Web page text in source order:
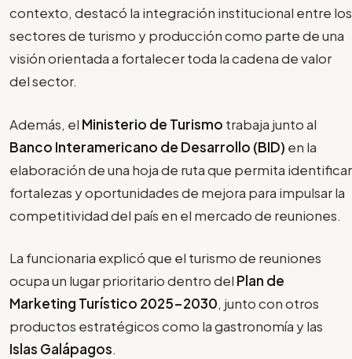
contexto, destacó la integración institucional entre los
sectores de turismo y producción como parte de una
visión orientada a fortalecer toda la cadena de valor
del sector.
Además, el Ministerio de Turismo trabaja junto al
Banco Interamericano de Desarrollo (BID) en la
elaboración de una hoja de ruta que permita identificar
fortalezas y oportunidades de mejora para impulsar la
competitividad del país en el mercado de reuniones.
La funcionaria explicó que el turismo de reuniones
ocupa un lugar prioritario dentro del Plan de
Marketing Turístico 2025-2030, junto con otros
productos estratégicos como la gastronomía y las
Islas Galápagos.